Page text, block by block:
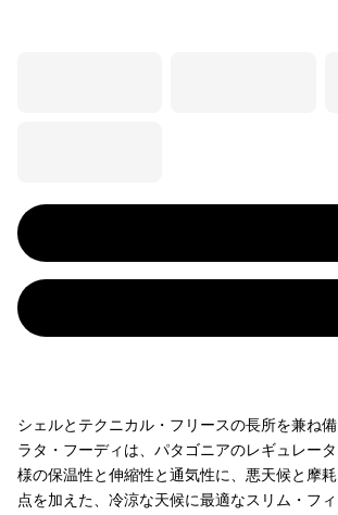
シェルとテクニカル・フリースの長所を兼ね
ラタ・フーディは、パタゴニアのレギュレー
様の保温性と伸縮性と通気性に、悪天候と摩
点を加えた、冷涼な天候に最適なスリム・フ